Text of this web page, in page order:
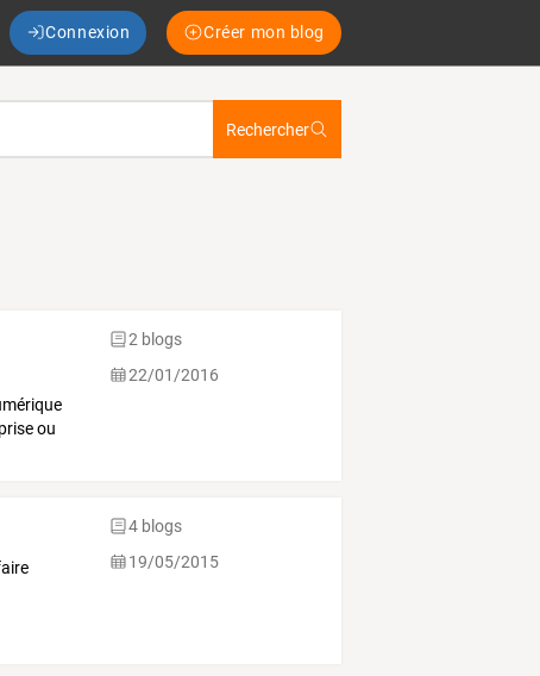
Connexion Créer mon blog
Rechercher
ou
2 blogs
22/01/2016
4 blogs
19/05/2015